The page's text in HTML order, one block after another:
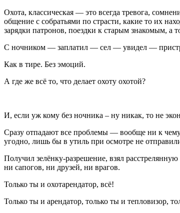
Охота, классическая — это всегда тревога,
общение с собратьями по страсти, какие то их
зарядки патронов, поездки к старым знакомым, а
С ночником — заплатил — сел — увидел —
Как в тире. Без эмоций.
А где же всё то, что делает охоту охотой?
И, если уж кому без ночника – ну никак, то не
Сразу отпадают все проблемы — вообще ни к чему
угодно, лишь бы в утиль при осмотре не
Получил зелёнку-разрешение, взял
ни сапогов, ни друзей, ни врагов.
Только ты и охотарендатор, всё!
Только ты и арендатор, только ты и тепловизор,